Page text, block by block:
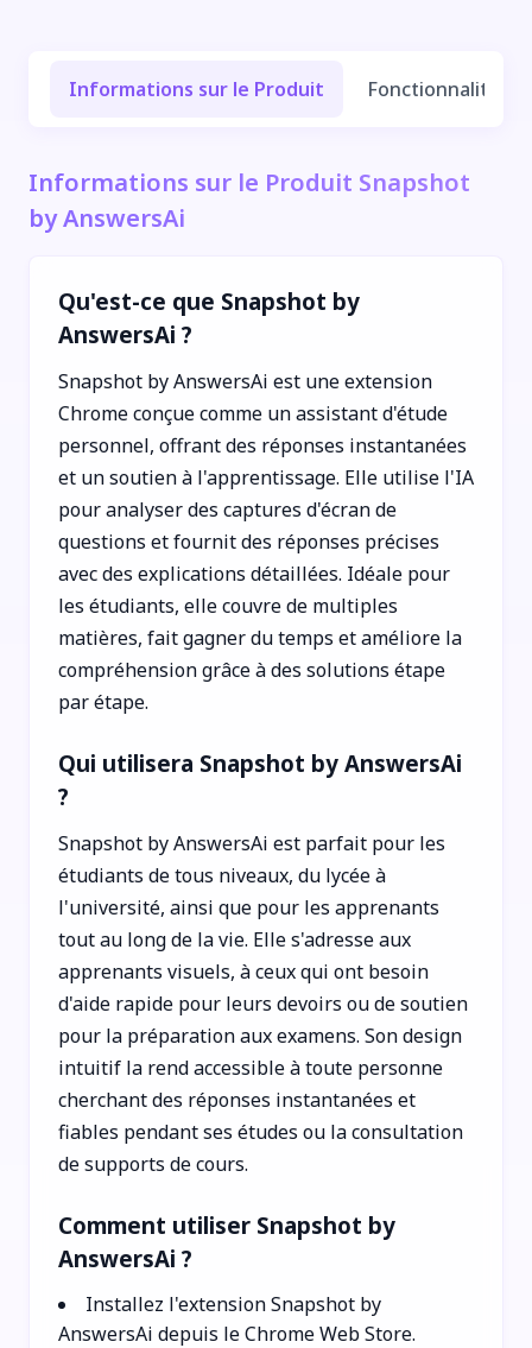
Informations sur le Produit Fonctionnalités
Informations sur le Produit Snapshot
by AnswersAi
Qu'est-ce que Snapshot by
AnswersAi ?
Snapshot by AnswersAi est une extension
Chrome conçue comme un assistant d'étude
personnel, offrant des réponses instantanées
et un soutien à l'apprentissage. Elle utilise l'IA
pour analyser des captures d'écran de
questions et fournit des réponses précises
avec des explications détaillées. Idéale pour
les étudiants, elle couvre de multiples
matières, fait gagner du temps et améliore la
compréhension grâce à des solutions étape
par étape.
Qui utilisera Snapshot by AnswersAi
?
Snapshot by AnswersAi est parfait pour les
étudiants de tous niveaux, du lycée à
l'université, ainsi que pour les apprenants
tout au long de la vie. Elle s'adresse aux
apprenants visuels, à ceux qui ont besoin
d'aide rapide pour leurs devoirs ou de soutien
pour la préparation aux examens. Son design
intuitif la rend accessible à toute personne
cherchant des réponses instantanées et
fiables pendant ses études ou la consultation
de supports de cours.
Comment utiliser Snapshot by
AnswersAi ?
Installez l'extension Snapshot by
AnswersAi depuis le Chrome Web Store.